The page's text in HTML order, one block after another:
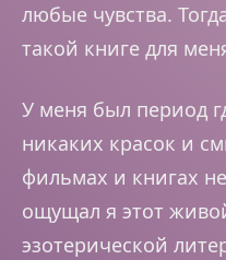
любые чувства.
такой книге для
У меня был период
никаких красок и
фильмах и книгах
ощущал я этот
эзотерической